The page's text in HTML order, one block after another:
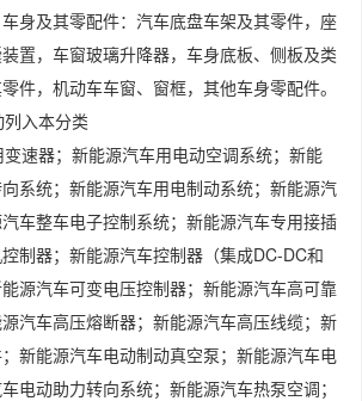
身及其零配件：汽车底盘车架及其零件，座
置，车窗玻璃升降器，车身底板、侧板及类
件，机动车车窗、窗框，其他车身零配件。
入本分类
速器；新能源汽车用电动空调系统；新能
系统；新能源汽车用电制动系统；新能源汽
车整车电子控制系统；新能源汽车专用接插
制器；新能源汽车控制器（集成DC-DC和
源汽车可变电压控制器；新能源汽车高可靠
汽车高压熔断器；新能源汽车高压线缆；新
新能源汽车电动制动真空泵；新能源汽车电
电动助力转向系统；新能源汽车热泵空调；